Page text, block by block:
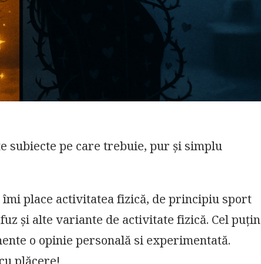
subiecte pe care trebuie, pur și simplu
îmi place activitatea fizică, de principiu sport
și alte variante de activitate fizică. Cel puțin
o opinie personală si experimentată.